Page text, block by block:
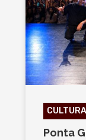
CULTURA
Ponta